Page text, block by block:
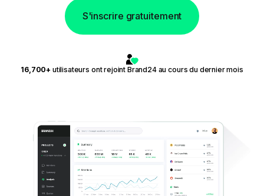
S'inscrire gratuitement
16,700+ utilisateurs ont rejoint Brand24 au cours du dernier mois